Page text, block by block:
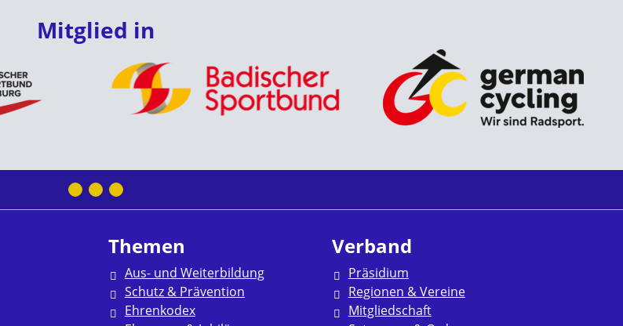
Mitglied in
Themen
Aus- und Weiterbildung
Schutz & Prävention
Ehrenkodex
Verband
Präsidium
Regionen & Vereine
Mitgliedschaft